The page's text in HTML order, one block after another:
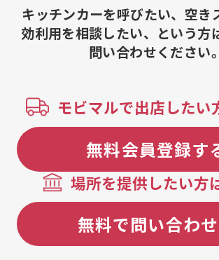
キッチンカーを呼びたい、空き
効利用を相談したい、という方
問い合わせください。
モビマルで出店したい
無料会員登録す
場所を提供したい方
無料で問い合わ